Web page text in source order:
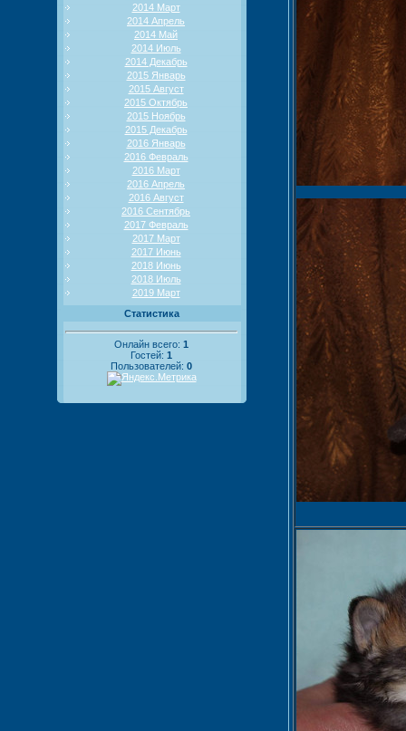
2014 Март
2014 Апрель
2014 Май
2014 Июль
2014 Декабрь
2015 Январь
2015 Август
2015 Октябрь
2015 Ноябрь
2015 Декабрь
2016 Январь
2016 Февраль
2016 Март
2016 Апрель
2016 Август
2016 Сентябрь
2017 Февраль
2017 Март
2017 Июнь
2018 Июнь
2018 Июль
2019 Март
Статистика
Онлайн всего: 1
Гостей: 1
Пользователей: 0